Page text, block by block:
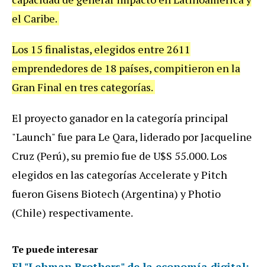
el Caribe.
Los 15 finalistas, elegidos entre 2611
emprendedores de 18 países, compitieron en la
Gran Final en tres categorías.
El proyecto ganador en la categoría principal
"Launch" fue para Le Qara, liderado por Jacqueline
Cruz (Perú), su premio fue de U$S 55.000. Los
elegidos en las categorías Accelerate y Pitch
fueron Gisens Biotech (Argentina) y Photio
(Chile) respectivamente.
Te puede interesar